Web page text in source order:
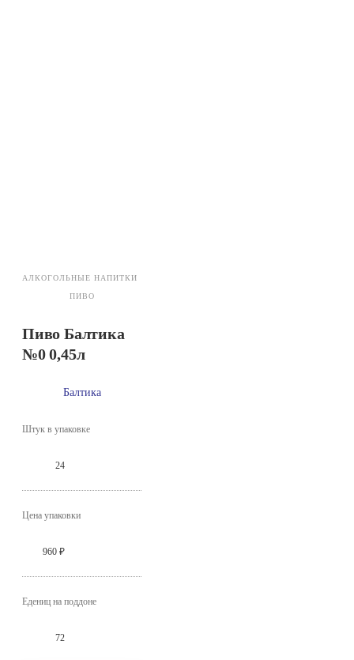
АЛКОГОЛЬНЫЕ НАПИТКИ
ПИВО
Пиво Балтика
№0 0,45л
Балтика
Штук в упаковке
24
Цена упаковки
960 ₽
Едениц на поддоне
72